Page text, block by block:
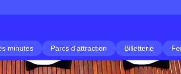
minutes Parcs d'attraction Billetterie